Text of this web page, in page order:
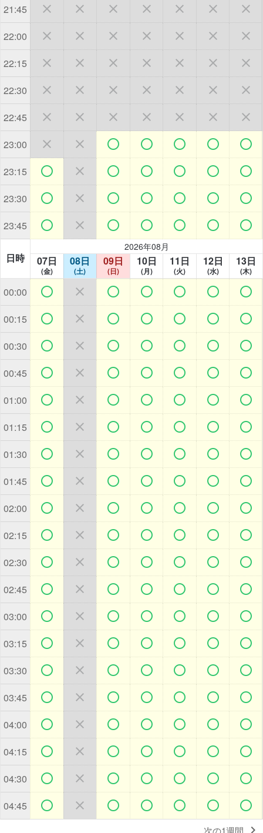
21:45       
22:00       
22:15       
22:30       
22:45       
23:00       
23:15       
23:30       
23:45       
日時
2026年08月
07日
(金)
08日
(土)
09日
(日)
10日
(月)
11日
(火)
12日
(水)
13日
(木)
00:00       
00:15       
00:30       
00:45       
01:00       
01:15       
01:30       
01:45       
02:00       
02:15       
02:30       
02:45       
03:00       
03:15       
03:30       
03:45       
04:00       
04:15       
04:30       
04:45       
次の1週間 